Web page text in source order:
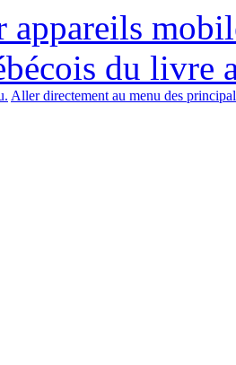
appareils
du livre
Aller directement au menu des